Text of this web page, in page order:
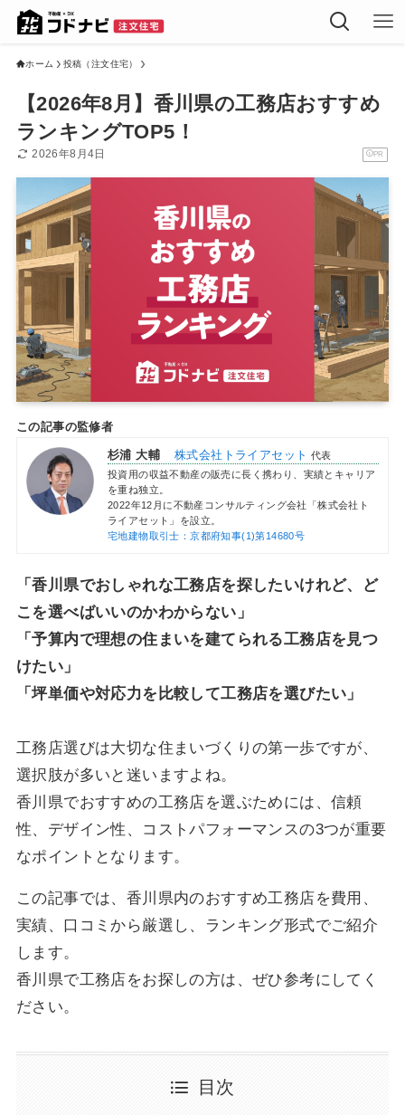
ホーム 投稿（注文住宅）
【2026年8月】香川県の工務店おすすめ
ランキングTOP5！
PR
2026年8月4日
この記事の監修者
杉浦 大輔 株式会社トライアセット 代表
投資用の収益不動産の販売に長く携わり、実績とキャリア
を重ね独立。
2022年12月に不動産コンサルティング会社「株式会社ト
ライアセット」を設立。
宅地建物取引士：京都府知事(1)第14680号
「香川県でおしゃれな工務店を探したいけれど、ど
こを選べばいいのかわからない」
「予算内で理想の住まいを建てられる工務店を見つ
けたい」
「坪単価や対応力を比較して工務店を選びたい」
工務店選びは大切な住まいづくりの第一歩ですが、
選択肢が多いと迷いますよね。
香川県でおすすめの工務店を選ぶためには、信頼
性、デザイン性、コストパフォーマンスの3つが重要
なポイントとなります。
この記事では、香川県内のおすすめ工務店を費用、
実績、口コミから厳選し、ランキング形式でご紹介
します。
香川県で工務店をお探しの方は、ぜひ参考にしてく
ださい。
目次